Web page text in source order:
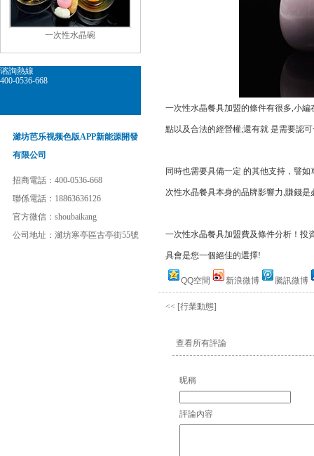
一次性水晶碗
谘詢熱線
400-0536-668
濰坊芭乐视频色版APP新能源開發
有限公司
招商電話：400-0536-668
聯係電話：18863636126
官方微信：shoubaikang
公司地址：濰坊寒亭區古亭街55號
一次性水晶餐具加盟的條件有很多,小
點以及合法的經營權;還有就 是需要認可
同時也需要具備一定 的其他支持，
次性水晶餐具本身的品牌影響力,賺錢是
一次性水晶餐具加盟費及條件分析！投
具會是您一個絕佳的選擇!
QQ空間 新浪微博 騰訊微博
<< [行業動態]
查看所有評論
昵稱
評論內容